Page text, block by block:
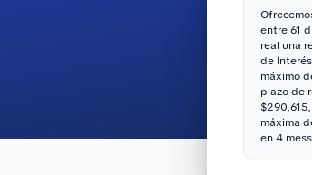
entre 61
real una
de
máximo
plazo de
máxima
en 4